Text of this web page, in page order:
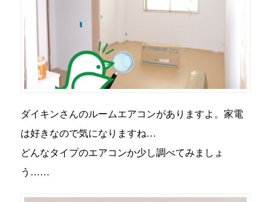
ダイキンさんのルームエアコンがありますよ。家電
は好きなので気になりますね…
どんなタイプのエアコンか少し調べてみましょ
う……